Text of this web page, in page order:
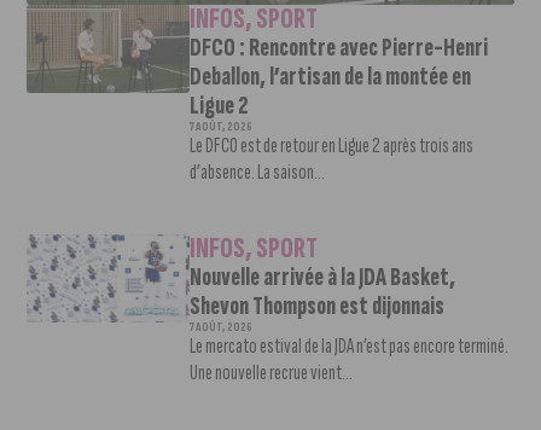
INFOS,SPORT
DFCO : Rencontre avec Pierre-Henri
Deballon, l’artisan de la montée en
Ligue 2
7 AOÛT, 2026
Le DFCO est de retour en Ligue 2 après trois ans
d’absence. La saison...
INFOS,SPORT
Nouvelle arrivée à la JDA Basket,
Shevon Thompson est dijonnais
7 AOÛT, 2026
Le mercato estival de la JDA n’est pas encore terminé.
Une nouvelle recrue vient...